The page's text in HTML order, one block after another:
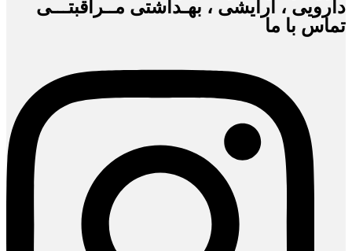
دارویی ، آرایشی ، بهـداشتی مــراقبتـــی
تماس با ما